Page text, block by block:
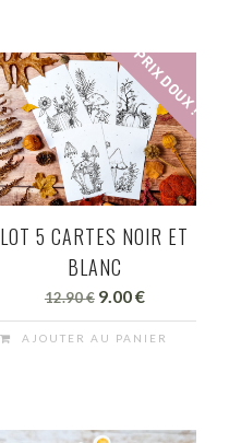
11.50 €.8.00 €.
PRIX DOUX !
LOT 5 CARTES NOIR ET
BLANC
12.90€ Le
prix
initial
9.00€Le
prix
actuel
AJOUTER AU PANIER